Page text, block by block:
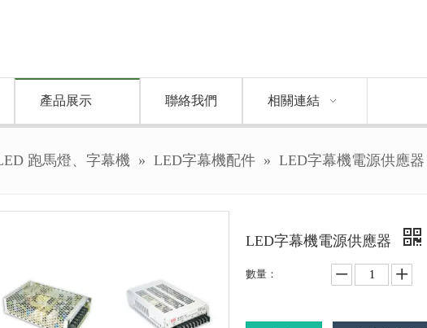
產品展示 聯絡我們 相關連結
跑馬燈、字幕機 » LED字幕機配件 » LED字幕機電源供應器
LED字幕機電源供應器
數量：